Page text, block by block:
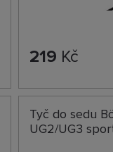
219 Kč
Tyč do sedu
UG2/UG3